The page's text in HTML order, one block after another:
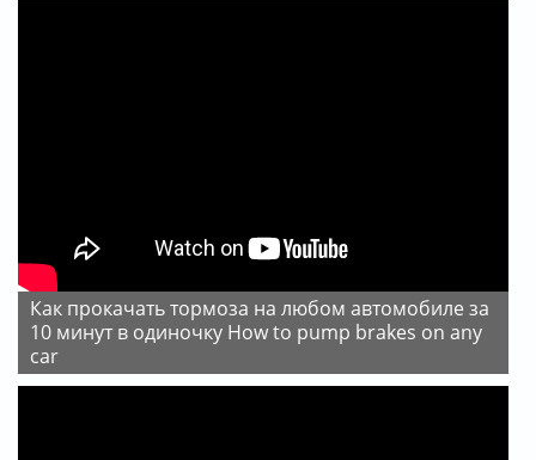
Как прокачать тормоза на любом автомобиле за
10 минут в одиночку How to pump brakes on any
car